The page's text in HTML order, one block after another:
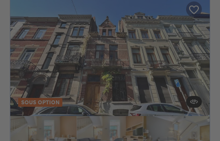
SOUS OPTION